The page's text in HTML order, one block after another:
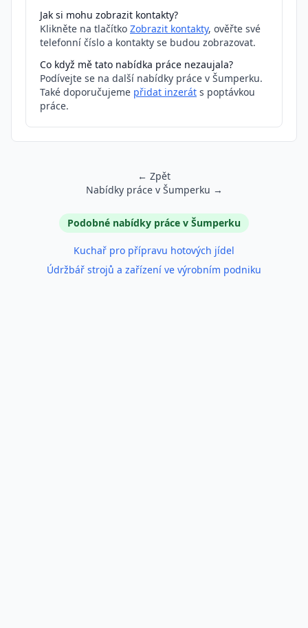
Jak si mohu zobrazit kontakty?
Klikněte na tlačítko Zobrazit kontakty, ověřte své
telefonní číslo a kontakty se budou zobrazovat.
Co když mě tato nabídka práce nezaujala?
Podívejte se na další nabídky práce v Šumperku.
Také doporučujeme přidat inzerát s poptávkou
práce.
← Zpět
Nabídky práce v Šumperku →
Podobné inzerátyPodobné nabídky práce v Šumperku
Kuchař pro přípravu hotových jídel
Údržbář strojů a zařízení ve výrobním podniku